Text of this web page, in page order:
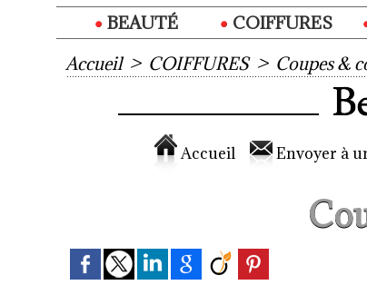
BEAUTÉ COIFFURES
Accueil > COIFFURES > Coupes &
Accueil Envoyer à